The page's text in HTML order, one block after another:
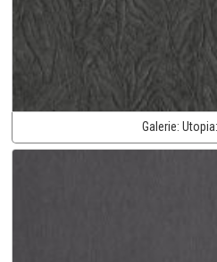
Galerie: Utopia: